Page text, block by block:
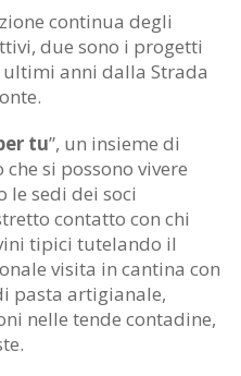
continua degli
due sono i progetti
anni dalla Strada
tu”, un insieme di
si possono vivere
le sedi dei soci
contatto con chi
tipici tutelando il
visita in cantina con
pasta artigianale,
nelle tende contadine,